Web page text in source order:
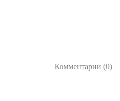
Комментарии (0)